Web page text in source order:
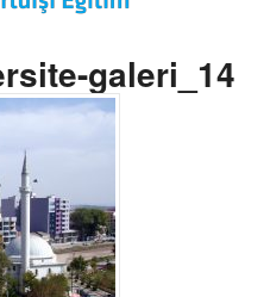
galeri_14